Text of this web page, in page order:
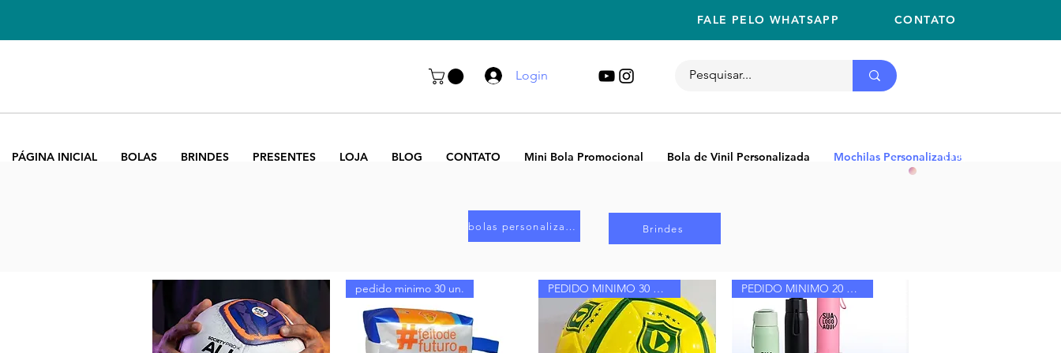
PÁGINA INICIAL BOLAS BRINDES PRESENTES LOJA BLOG CONTATO Mini Bola Promocional Bola de Vinil Personalizada Mochilas Personalizadas
Login
(11) 2059-2675
FALE PELO WHATSAPP CONTATO
NEW
bolas personalizadas Brindes
pedido minimo 30 un. PEDIDO MINIMO 30 UNIDADES PEDIDO MINIMO 20 UNIDADES